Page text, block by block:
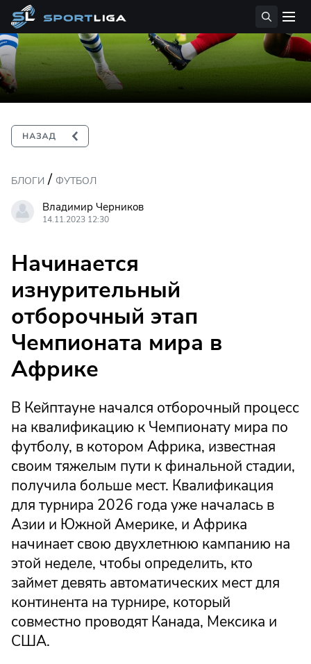
БЛОГИ / ФУТБОЛ
Владимир Черников
14.11.2023 12:30
Начинается
изнурительный
отборочный этап
Чемпионата мира в
Африке
В Кейптауне начался отборочный процесс
на квалификацию к Чемпионату мира по
футболу, в котором Африка, известная
своим тяжелым пути к финальной стадии,
получила больше мест. Квалификация
для турнира 2026 года уже началась в
Азии и Южной Америке, и Африка
начинает свою двухлетнюю кампанию на
этой неделе, чтобы определить, кто
займет девять автоматических мест для
континента на турнире, который
совместно проводят Канада, Мексика и
США.